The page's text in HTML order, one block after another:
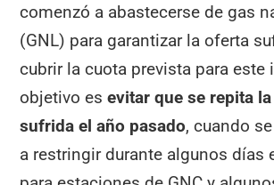
comenzó a abastecerse de gas
(GNL) para garantizar la oferta
cubrir la cuota prevista para este
objetivo esevitar que se repita
sufrida el año pasado, cuando
a restringir durante algunos días